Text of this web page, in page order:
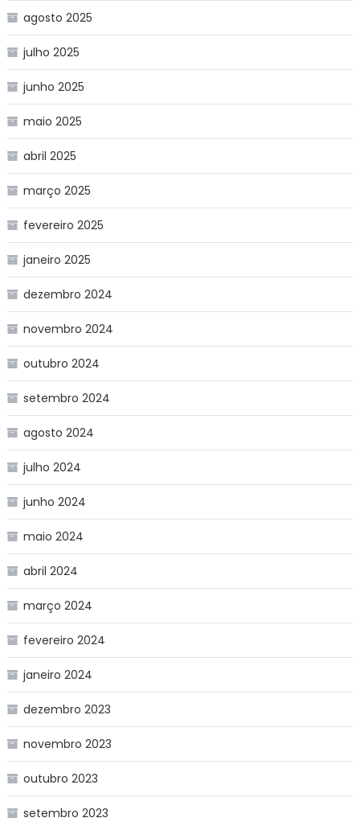
agosto 2025
julho 2025
junho 2025
maio 2025
abril 2025
março 2025
fevereiro 2025
janeiro 2025
dezembro 2024
novembro 2024
outubro 2024
setembro 2024
agosto 2024
julho 2024
junho 2024
maio 2024
abril 2024
março 2024
fevereiro 2024
janeiro 2024
dezembro 2023
novembro 2023
outubro 2023
setembro 2023